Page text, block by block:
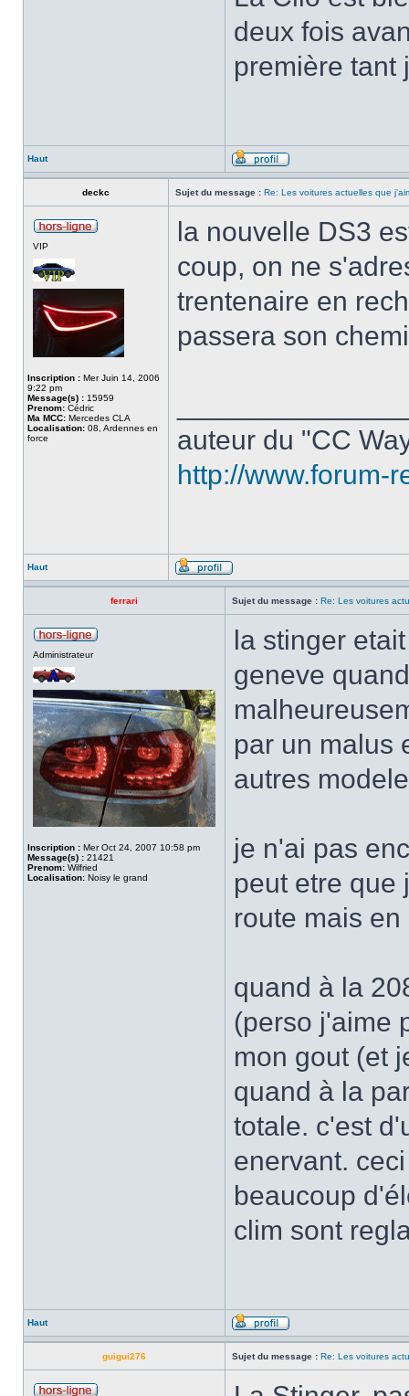
deux fois
première tant
Haut
deckc Sujet du message : Re: Les voitures actuelles que
VIP
Inscription : Mer Juin 14, 2006
9:22 pm
Message(s) : 15959
Prenom: Cédric
Ma MCC: Mercedes CLA
Localisation: 08, Ardennes en
force
la nouvelle DS3
coup, on ne
trentenaire en
passera son
auteur du "CC
http://www.forum-
Haut
ferrari Sujet du message : Re: Les voitures
Administrateur
Inscription : Mer Oct 24, 2007 10:58 pm
Message(s) : 21421
Prenom: Wilfried
Localisation: Noisy le grand
la stinger
geneve
par un malus
autres
je n'ai pas
peut etre que
route mais
quand à la
(perso j'aime
mon gout (et
quand à la
totale. c'est
enervant.
beaucoup
clim sont
Haut
guigui276 Sujet du message : Re: Les voitures